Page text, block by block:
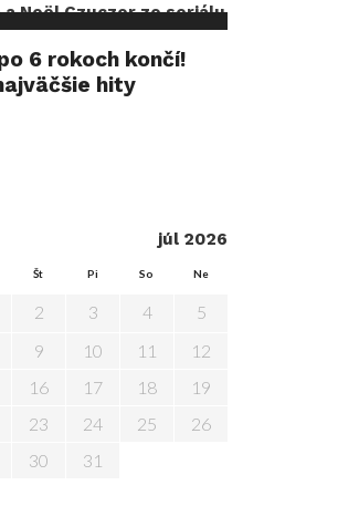
6 rokoch končí!
hity
júl 2026
Št Pi So Ne
2 3 4
5
9 10 11
12
16 17 18
19
23 24 25
26
30 31